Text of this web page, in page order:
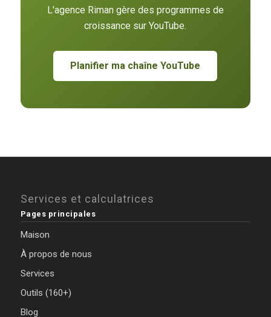
L'agence Riman gère des programmes de
croissance sur YouTube.
Planifier ma chaîne YouTube
Services et calculatrices
Pages principales
Maison
À propos de nous
Services
Outils (160+)
Blog